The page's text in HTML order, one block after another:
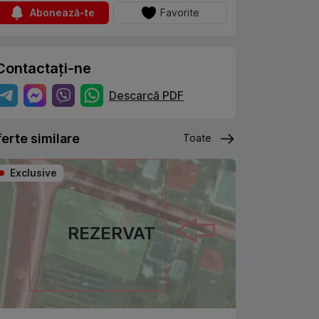
Abonează-te Favorite
ne
Descarcă PDF
similare Toate
REZERVAT
Exclusive